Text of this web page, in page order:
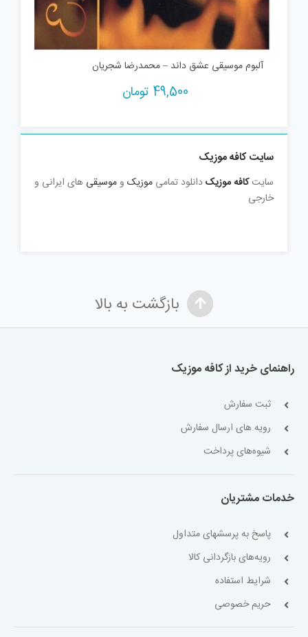
آلبوم موسیقی عشق داند – محمدرضا شجریان
49,500 تومان
سایت کافه موزیک
سایتکافه موزیکدانلود تمامی موزیک وموسیقی های ایرانی و
خارجی
بازگشت به بالا
راهنمای خرید از کافه موزیک
ثبت سفارش
رویه های ارسال سفارش
شیوه‌های پرداخت
خدمات مشتریان
پاسخ به پرسشهای متداول
رویه‌های بازگردانی کالا
شرایط استفاده
حریم خصوصی